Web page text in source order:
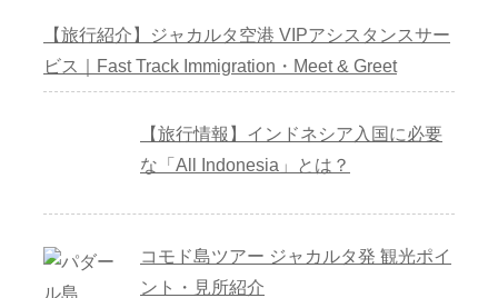
【旅行紹介】ジャカルタ空港 VIPアシスタンスサー
ビス｜Fast Track Immigration・Meet & Greet
【旅行情報】インドネシア入国に必要
な「All Indonesia」とは？
コモド島ツアー ジャカルタ発 観光ポイ
ント・見所紹介